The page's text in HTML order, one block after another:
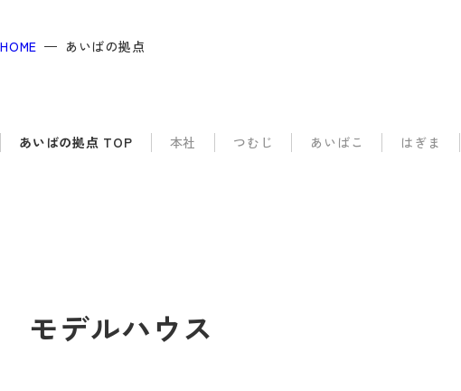
HOME あいばの拠点
あいばの拠点 TOP 本社 つむじ あいばこ はぎま
モデルハウス